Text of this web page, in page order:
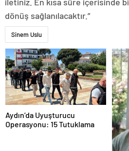
dönüş sağlanılacaktır.”
Sinem Uslu
Aydın’da Uyuşturucu
Operasyonu: 15 Tutuklama